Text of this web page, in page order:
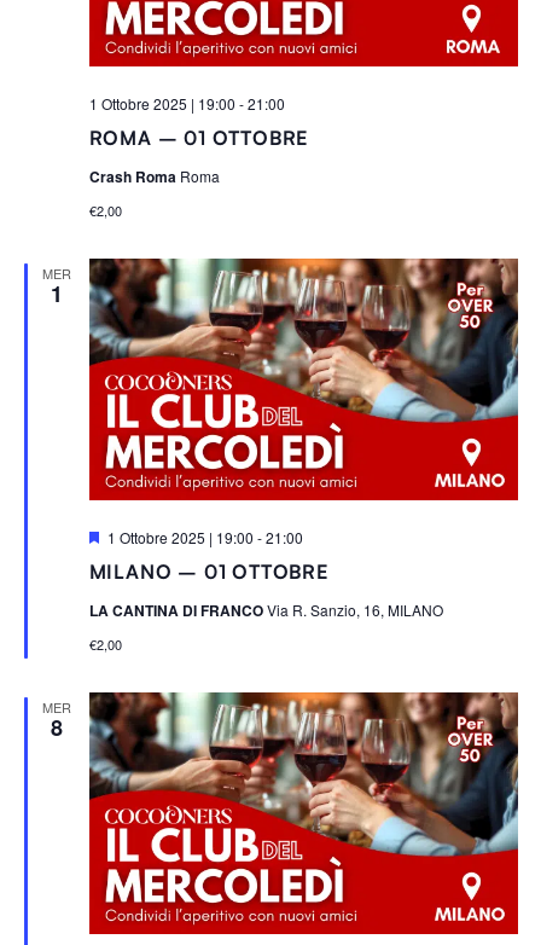
ROMA – 01 OTTOBRE
1 Ottobre 2025 | 19:00 -21:00
Crash Roma Roma
€2,00
MER
1
MILANO – 01 OTTOBRE
S
g
a
a
i
1 Ottobre 2025 | 19:00 -21:00
LA CANTINA DI FRANCOVia R. Sanzio, 16, MILANO
€2,00
MER
8